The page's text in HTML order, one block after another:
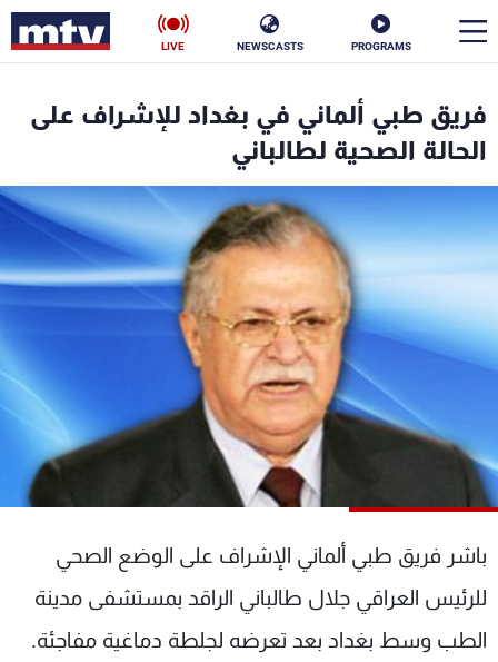
PROGRAMS
NEWSCASTS
LIVE
فريق طبي ألماني في بغداد للإشراف على
الحالة الصحية لطالباني
باشر فريق طبي ألماني الإشراف على الوضع الصحي
للرئيس العراقي جلال طالباني الراقد بمستشفى مدينة
الطب وسط بغداد بعد تعرضه لجلطة دماغية مفاجئة.
الأخبار
ناس
إقتصاد فن
منوعات رياضة
كأس العالم
البرامج
جدول البرامج
الترددات
الإنـتـاج
تواصل معنا